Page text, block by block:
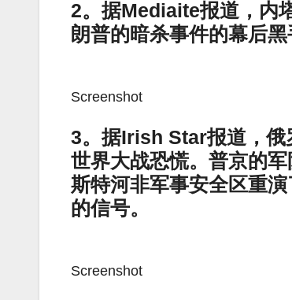
2。据Mediaite报道，内
朗普的暗杀事件的幕后黑
Screenshot
3。据Irish Star报道，俄
世界大战恐慌。普京的
斯特河非军事安全区重
的信号。
Screenshot